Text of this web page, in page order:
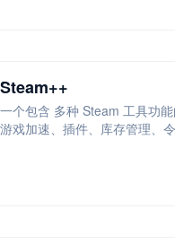
Steam++
一个包含 多种 Steam 工具功能
游戏加速、插件、库存管理、